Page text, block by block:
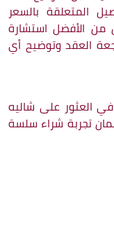
المتعلقة بالسعر
من الأفضل استشارة
العقد وتوضيح أي
العثور على شاليه
تجربة شراء سلسة